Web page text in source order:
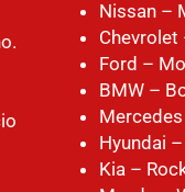
Nissan –
Chevrolet
Ford –
BMW –
Hyundai
Kia –